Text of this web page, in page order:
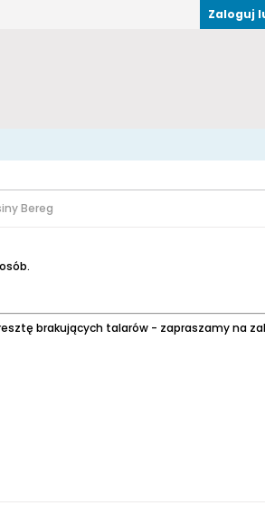
Zaloguj
Bereg
brakujących talarów - zapraszamy na